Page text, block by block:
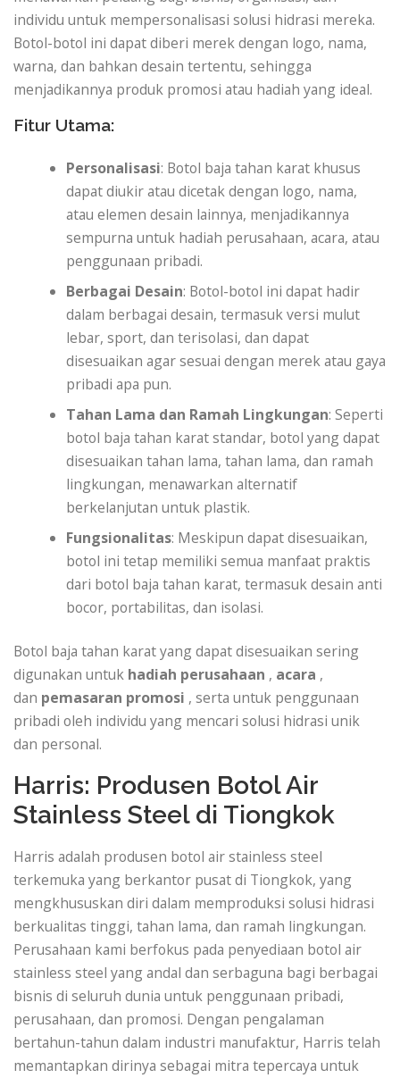
individu untuk mempersonalisasi solusi hidrasi mereka.
Botol-botol ini dapat diberi merek dengan logo, nama,
warna, dan bahkan desain tertentu, sehingga
menjadikannya produk promosi atau hadiah yang ideal.
Fitur Utama:
Personalisasi: Botol baja tahan karat khusus
dapat diukir atau dicetak dengan logo, nama,
atau elemen desain lainnya, menjadikannya
sempurna untuk hadiah perusahaan, acara, atau
penggunaan pribadi.
Berbagai Desain: Botol-botol ini dapat hadir
dalam berbagai desain, termasuk versi mulut
lebar, sport, dan terisolasi, dan dapat
disesuaikan agar sesuai dengan merek atau gaya
pribadi apa pun.
Tahan Lama dan Ramah Lingkungan: Seperti
botol baja tahan karat standar, botol yang dapat
disesuaikan tahan lama, tahan lama, dan ramah
lingkungan, menawarkan alternatif
berkelanjutan untuk plastik.
Fungsionalitas: Meskipun dapat disesuaikan,
botol ini tetap memiliki semua manfaat praktis
dari botol baja tahan karat, termasuk desain anti
bocor, portabilitas, dan isolasi.
Botol baja tahan karat yang dapat disesuaikan sering
digunakan untuk hadiah perusahaan , acara ,
dan pemasaran promosi , serta untuk penggunaan
pribadi oleh individu yang mencari solusi hidrasi unik
dan personal.
Harris: Produsen Botol Air
Stainless Steel di Tiongkok
Harris adalah produsen botol air stainless steel
terkemuka yang berkantor pusat di Tiongkok, yang
mengkhususkan diri dalam memproduksi solusi hidrasi
berkualitas tinggi, tahan lama, dan ramah lingkungan.
Perusahaan kami berfokus pada penyediaan botol air
stainless steel yang andal dan serbaguna bagi berbagai
bisnis di seluruh dunia untuk penggunaan pribadi,
perusahaan, dan promosi. Dengan pengalaman
bertahun-tahun dalam industri manufaktur, Harris telah
memantapkan dirinya sebagai mitra tepercaya untuk